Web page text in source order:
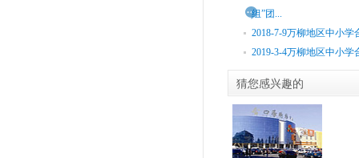
组”团...
2018-7-9万柳地区中小学
2019-3-4万柳地区中小学
猜您感兴趣的